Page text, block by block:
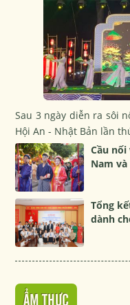
Sau 3 ngày diễn ra sôi
Hội An - Nhật Bản lần
Cầu
Nam
Tổng
dành
ẨM THỰC